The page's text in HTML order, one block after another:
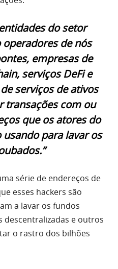
do setor
de nós
empresas de
serviços DeFi e
serviços de ativos
transações com ou
que os atores do
usando para lavar os
série de endereços de
esses hackers são
a lavar os fundos
e outros
o rastro dos bilhões